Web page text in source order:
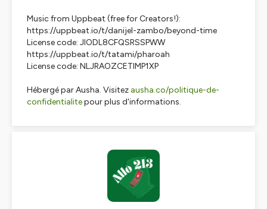
Music from Uppbeat (free for Creators!):
https://uppbeat.io/t/danijel-zambo/beyond-time
License code: JIODL8CFQSRSSPWW
https://uppbeat.io/t/tatami/pharoah
License code: NLJRAOZCETIMP1XP
Hébergé par Ausha. Visitez ausha.co/politique-de-
confidentialitepour plus d'informations.